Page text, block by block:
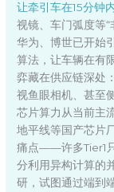
让牵引车在15分钟
视镜、车门弧度等
华为、博世已开始
算法，让车辆在有
弈藏在供应链深处
视鱼眼相机、甚至
芯片算力从当前主
地平线等国产芯片
痛点——许多Tier1
分利用异构计算的
研，试图通过端到